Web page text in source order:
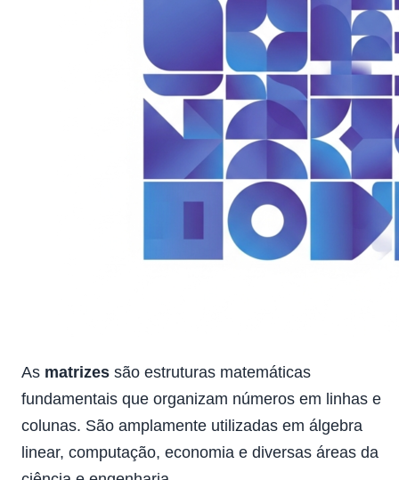
As matrizes são estruturas matemáticas
fundamentais que organizam números em linhas e
colunas. São amplamente utilizadas em álgebra
linear, computação, economia e diversas áreas da